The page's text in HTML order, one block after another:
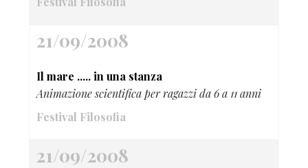
21/09/2008
Il mare ..... in una stanza
Animazione scientifica per ragazzi da 6 a 11 anni
Festival Filosofia
21/09/2008